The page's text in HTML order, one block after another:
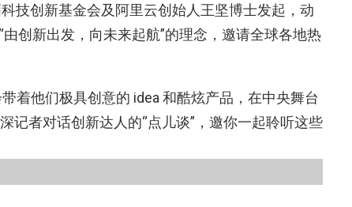
技创新基金会及阿里云创始人王坚博士发起，动
创新出发，向未来起航”的理念，邀请全球各地热
着他们极具创意的 idea 和酷炫产品，在中央舞台
记者对话创新达人的“点儿谈”，邀你一起聆听这些